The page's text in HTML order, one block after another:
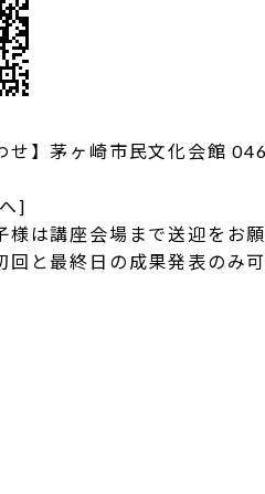
せ】茅ヶ崎市民文化会館
]
様は講座会場まで送迎をお願
回と最終日の成果発表のみ